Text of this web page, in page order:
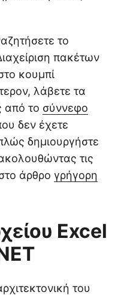
το
πακέτων
κουμπί
λάβετε τα
από το σύννεφο
δεν έχετε
δημιουργήστε
τις
άρθρο γρήγορη
Excel
του